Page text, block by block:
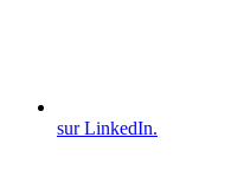
sur LinkedIn.